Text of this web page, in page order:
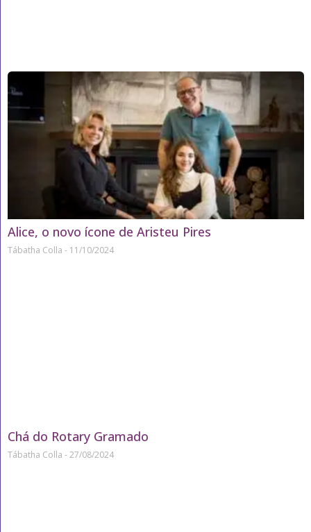
Alice, o novo ícone de Aristeu Pires
Tábatha Colla 11/10/2024
Chá do Rotary Gramado
Tábatha Colla 27/08/2024